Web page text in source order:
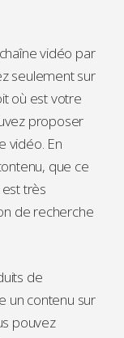
vidéo par
seulement sur
où est votre
proposer
vidéo. En
que ce
très
de recherche
de
un contenu sur
pouvez